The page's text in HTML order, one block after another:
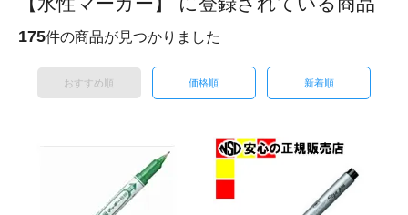
175件の商品が見つかりました
おすすめ順 価格順 新着順